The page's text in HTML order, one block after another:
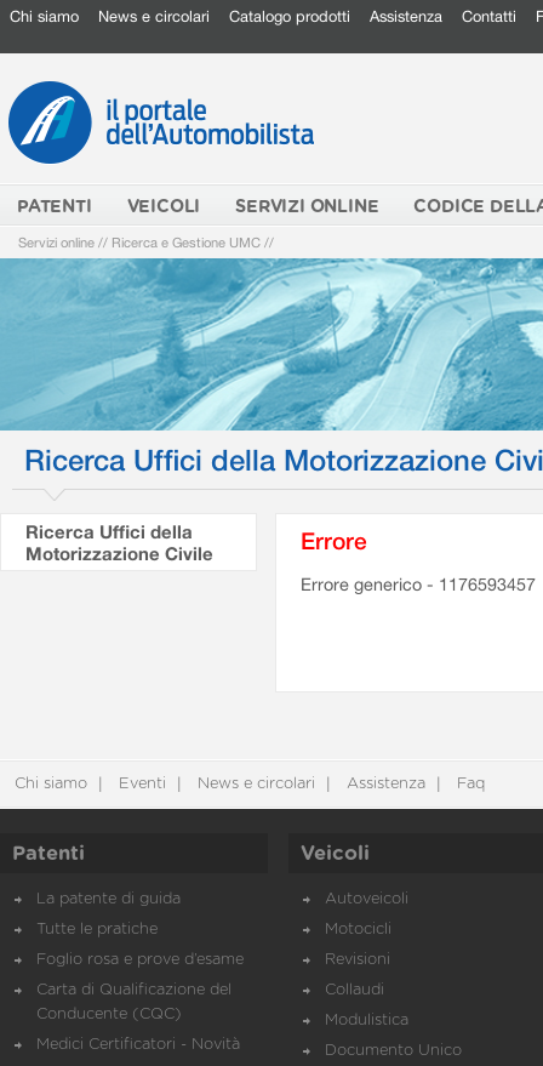
Chi siamo News e circolari Catalogo prodotti Assistenza Contatti
PATENTI VEICOLI SERVIZI ONLINE CODICE
Servizi online // Ricerca e Gestione UMC //
Ricerca Uffici della Motorizzazione
Ricerca Uffici della
Motorizzazione Civile
Errore
Errore generico - 1176593457
Chi siamo Eventi News e circolari Assistenza Faq
Patenti
La patente di guida
Tutte le pratiche
Foglio rosa e prove d’esame
Carta di Qualificazione del
Conducente (CQC)
Medici Certificatori - Novità
Veicoli
Autoveicoli
Motocicli
Revisioni
Collaudi
Modulistica
Documento Unico